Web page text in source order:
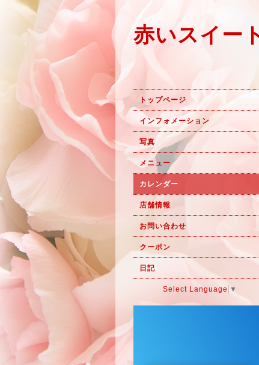
赤いスイー
トップページ
インフォメーション
写真
メニュー
カレンダー
店舗情報
お問い合わせ
クーポン
日記
Select Language ▼